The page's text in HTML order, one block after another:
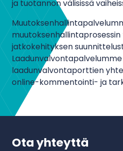
ja tuotannon välisissä
jatkokehityksen
laadunvalvontaporttien
online-kommentointi- ja
Ota yhteyttä